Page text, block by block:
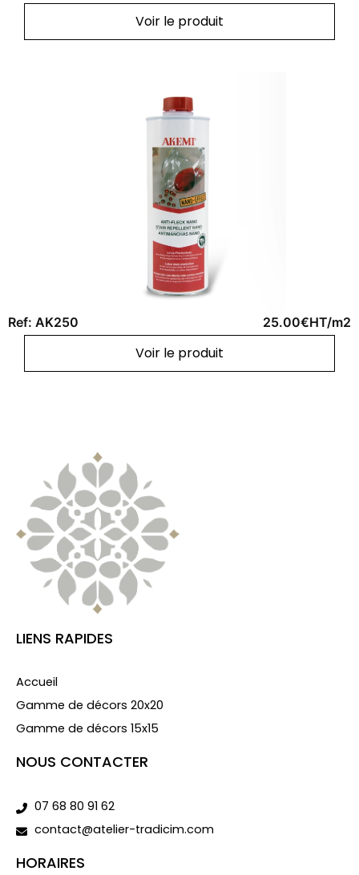
Voir le produit
Ref: AK250 25.00€HT/m2
Voir le produit
LIENS RAPIDES
Accueil
Gamme de décors 20x20
Gamme de décors 15x15
NOUS CONTACTER
07 68 80 91 62
contact@atelier-tradicim.com
HORAIRES